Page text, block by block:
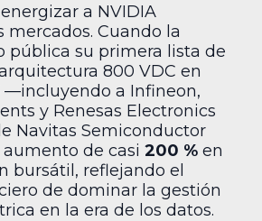
a NVIDIA
mercados. Cuando la
pública su primera lista de
800 VDC en
—incluyendo a Infineon,
y Renesas Electronics
Navitas Semiconductor
de casi 200 % en
bursátil, reflejando el
de dominar la gestión
en la era de los datos.